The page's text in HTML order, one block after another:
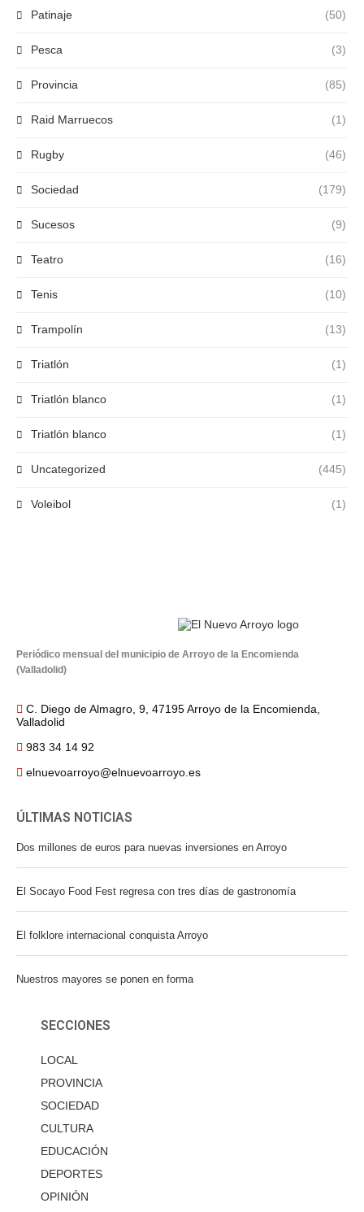
Patinaje (50)
Pesca (3)
Provincia (85)
Raid Marruecos (1)
Rugby (46)
Sociedad (179)
Sucesos (9)
Teatro (16)
Tenis (10)
Trampolín (13)
Triatlón (1)
Triatlón blanco (1)
Triatlón blanco (1)
Uncategorized (445)
Voleibol (1)
Periódico mensual del municipio de Arroyo de la Encomienda
(Valladolid)
C. Diego de Almagro, 9, 47195 Arroyo de la Encomienda,
Valladolid
983 34 14 92
elnuevoarroyo@elnuevoarroyo.es
ÚLTIMAS NOTICIAS
Dos millones de euros para nuevas inversiones en Arroyo
El Socayo Food Fest regresa con tres días de gastronomía
El folklore internacional conquista Arroyo
Nuestros mayores se ponen en forma
SECCIONES
LOCAL
PROVINCIA
SOCIEDAD
CULTURA
EDUCACIÓN
DEPORTES
OPINIÓN